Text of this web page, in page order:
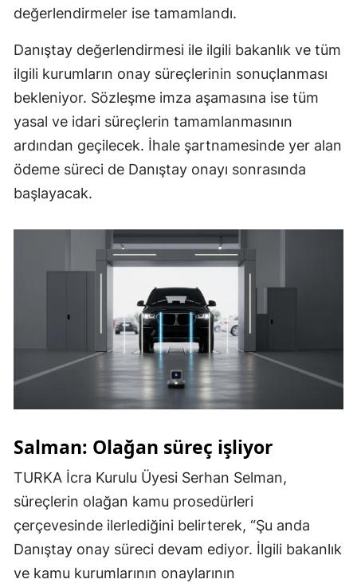
değerlendirmeler ise tamamlandı.
Danıştay değerlendirmesi ile ilgili bakanlık ve tüm
ilgili kurumların onay süreçlerinin sonuçlanması
bekleniyor. Sözleşme imza aşamasına ise tüm
yasal ve idari süreçlerin tamamlanmasının
ardından geçilecek. İhale şartnamesinde yer alan
ödeme süreci de Danıştay onayı sonrasında
başlayacak.
Salman: Olağan süreç işliyor
TURKA İcra Kurulu Üyesi Serhan Selman,
süreçlerin olağan kamu prosedürleri
çerçevesinde ilerlediğini belirterek, “Şu anda
Danıştay onay süreci devam ediyor. İlgili bakanlık
ve kamu kurumlarının onaylarının